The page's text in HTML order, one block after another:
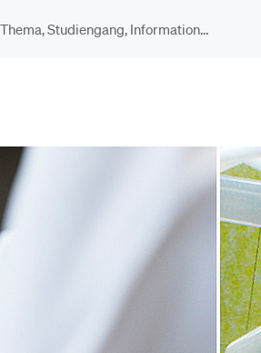
Bibliothek
Sportangebot